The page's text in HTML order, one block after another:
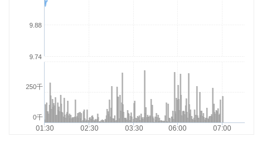
9.74
9.88
0千
250千
01:30 02:30 03:30 06:00 07:00